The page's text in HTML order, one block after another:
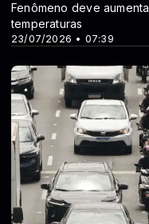
23/07/2026 • 07:39
Fenômeno deve
temperaturas